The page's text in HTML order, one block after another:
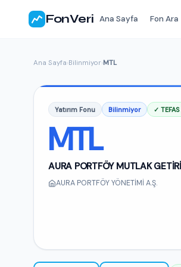
FonVeri Ana Sayfa Fon Ara
Ana Sayfa›Bilinmiyor›MTL
Yatırım Fonu Bilinmiyor ✓
MTL
AURA PORTFÖY MUTLAK
AURA PORTFÖY YÖNETİMİ A.Ş.